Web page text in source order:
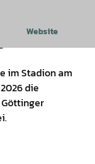
Website
laden zu
im Stadion am
die
Göttinger